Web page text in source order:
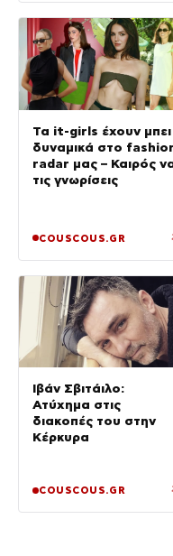
Τα it-girls έχουν μπει
δυναμικά στο
radar μας – Καιρός
τις γνωρίσεις
COUSCOUS.GR
Ιβάν Σβιτάιλο:
Ατύχημα στις
διακοπές του στην
Κέρκυρα
COUSCOUS.GR